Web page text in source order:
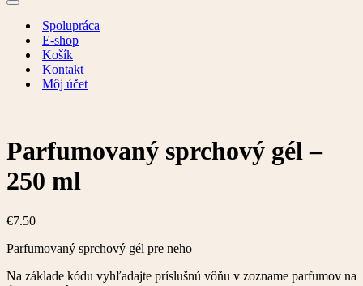
Menu
navigácieSpolupráca
E-shop
Košík
Kontakt
Môj účet
Parfumovaný sprchový gél –
250 ml
€7.50
Parfumovaný sprchový gél pre neho
Na základe kódu vyhľadajte príslušnú vôňu v zozname parfumov na